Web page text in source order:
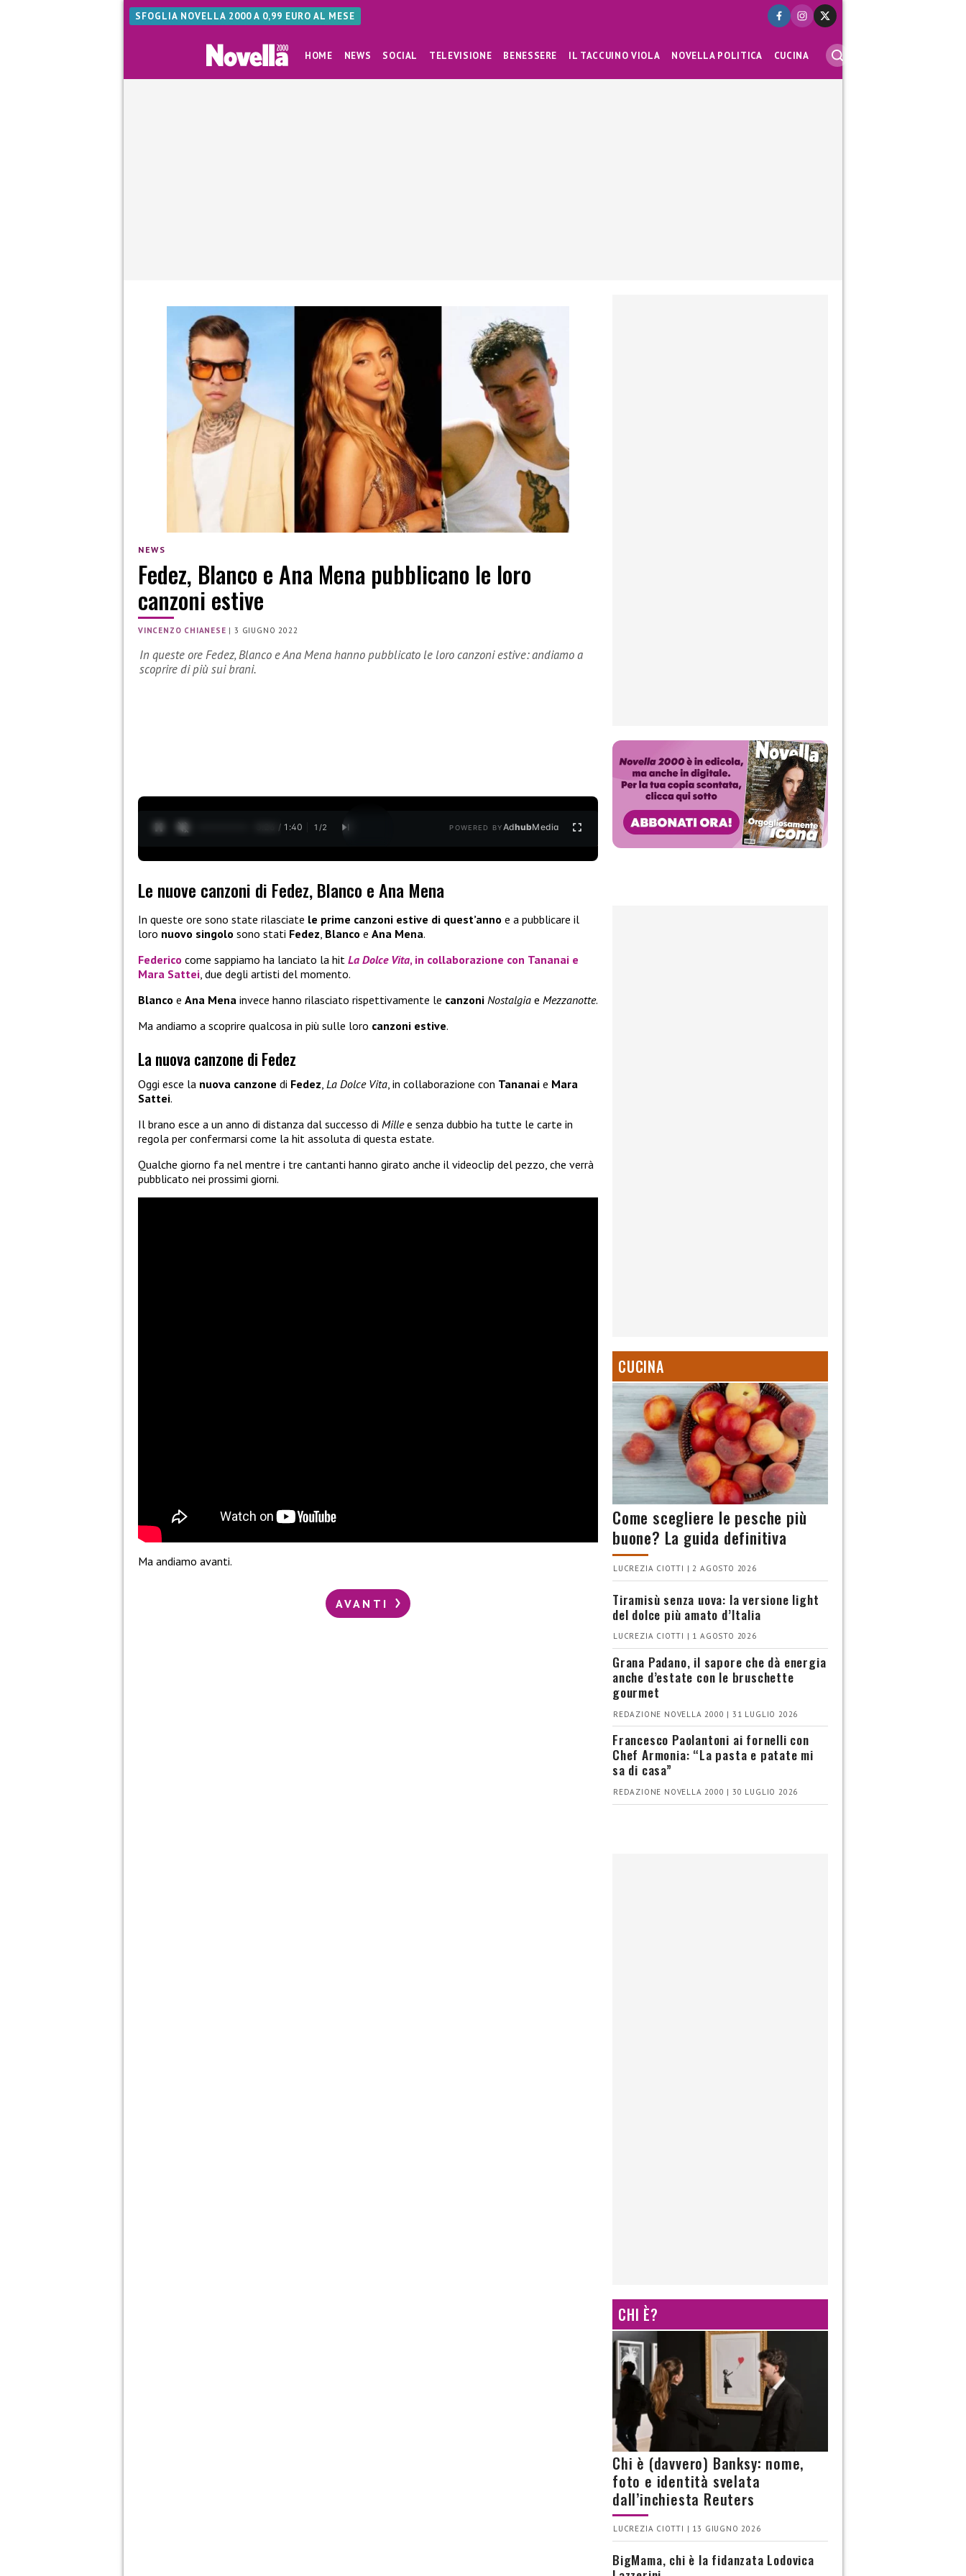
SFOGLIA NOVELLA 2000 A 0,99 EURO AL MESE
HOME NEWS SOCIAL TELEVISIONE BENESSERE IL TACCUINO VIOLA NOVELLA POLITICA CUCINA
NEWS
Fedez, Blanco e Ana Mena pubblicano le loro
canzoni estive
VINCENZO CHIANESE |3 GIUGNO 2022
In queste ore Fedez, Blanco e Ana Mena hanno pubblicato le loro canzoni estive: andiamo a
scoprire di più sui brani.
0:27 / 1:40 1 /2 POWERED BYAdhubMedia
Le nuove canzoni di Fedez, Blanco e Ana Mena
In queste ore sono state rilasciate le prime canzoni estive di quest’anno e a pubblicare il
loro nuovo singolo sono stati Fedez, Blanco e Ana Mena.
Federico come sappiamo ha lanciato la hit La Dolce Vita, in collaborazione con Tananai e
Mara Sattei, due degli artisti del momento.
Blanco e Ana Mena invece hanno rilasciato rispettivamente le canzoni Nostalgia e Mezzanotte.
Ma andiamo a scoprire qualcosa in più sulle loro canzoni estive.
La nuova canzone di Fedez
Oggi esce la nuova canzone di Fedez, La Dolce Vita, in collaborazione con Tananai e Mara
Sattei.
Il brano esce a un anno di distanza dal successo di Millee senza dubbio ha tutte le carte in
regola per confermarsi come la hit assoluta di questa estate.
Qualche giorno fa nel mentre i tre cantanti hanno girato anche il videoclip del pezzo, che verrà
pubblicato nei prossimi giorni.
Ma andiamo avanti.
AVANTI
CUCINA
Come scegliere le pesche più
buone? La guida definitiva
LUCREZIA CIOTTI | 2 AGOSTO 2026
Tiramisù senza uova: la versione light
del dolce più amato d’Italia
LUCREZIA CIOTTI | 1 AGOSTO 2026
Grana Padano, il sapore che dà energia
anche d’estate con le bruschette
gourmet
REDAZIONE NOVELLA 2000 | 31 LUGLIO 2026
Francesco Paolantoni ai fornelli con
Chef Armonia: “La pasta e patate mi
sa di casa”
REDAZIONE NOVELLA 2000 | 30 LUGLIO 2026
CHI È?
Chi è (davvero) Banksy: nome,
foto e identità svelata
dall’inchiesta Reuters
LUCREZIA CIOTTI | 13 GIUGNO 2026
BigMama, chi è la fidanzata Lodovica